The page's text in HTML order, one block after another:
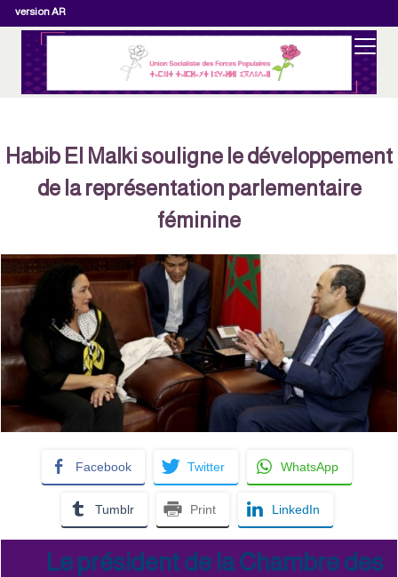
version AR
Habib El Malki souligne le développement
de la représentation parlementaire
féminine
Facebook Twitter WhatsApp
Tumblr Print LinkedIn
Le président de la Chambre des